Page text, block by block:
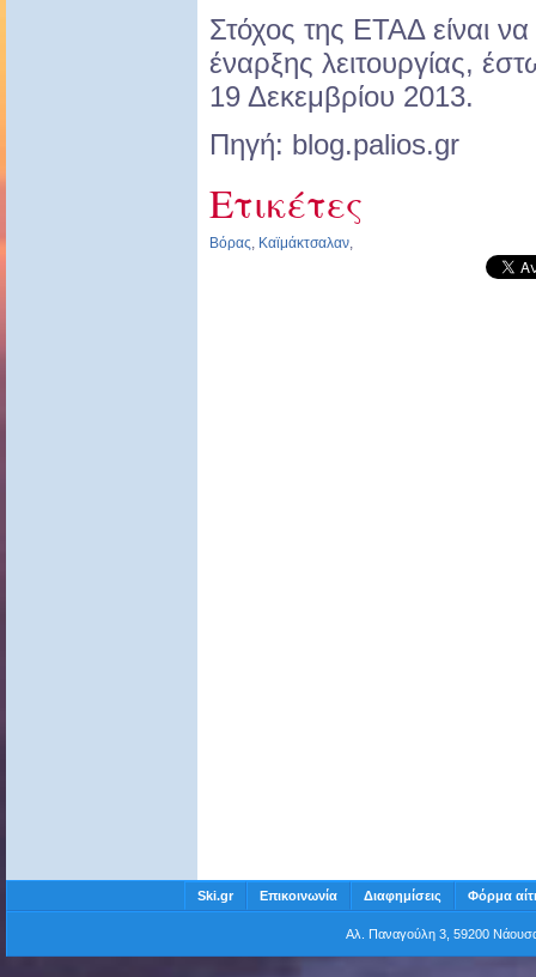
Στόχος της ΕΤΑΔ είναι
έναρξης λειτουργίας,
19 Δεκεμβρίου 2013.
Πηγή: blog.palios.gr
Ετικέτες
Βόρας, Καϊμάκτσαλαν,
Ski.gr Επικοινωνία Διαφημίσεις Φόρμα
Αλ. Παναγούλη 3, 59200